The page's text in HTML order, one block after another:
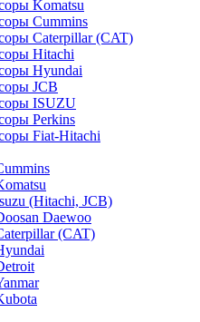
Komatsu
Cummins
Caterpillar (CAT)
Hitachi
Hyundai
JCB
ISUZU
Perkins
Fiat-Hitachi
(Hitachi, JCB)
Daewoo
(CAT)